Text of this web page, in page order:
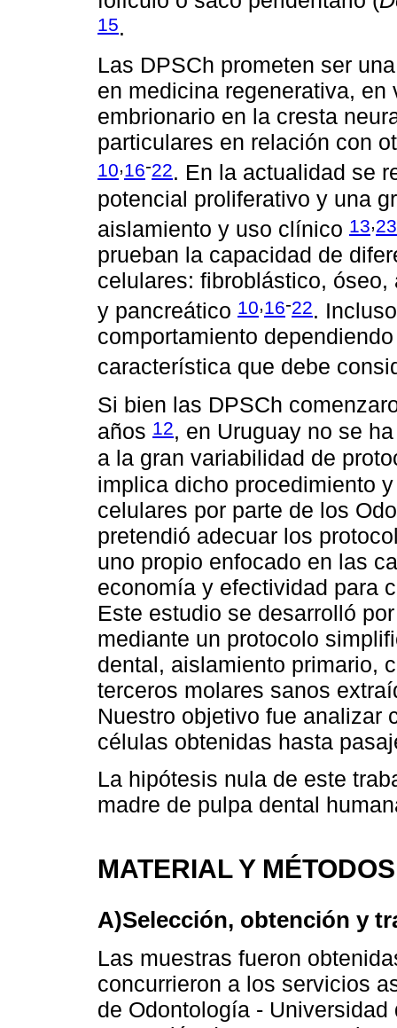
15.
Las DPSCh prometen ser
en medicina regenerativa,
embrionario en la cresta
particulares en relación con
10,16-22. En la actualidad se
potencial proliferativo y una
aislamiento y uso clínico 13 23
prueban la capacidad de
celulares: fibroblástico,
y pancreático 10,16-22.
comportamiento
característica que debe
Si bien las DPSCh
años 12, en Uruguay no se
a la gran variabilidad de
implica dicho procedimiento
celulares por parte de los
pretendió adecuar los
uno propio enfocado en las
economía y efectividad para
Este estudio se desarrolló
mediante un protocolo
dental, aislamiento primario,
terceros molares sanos
Nuestro objetivo fue analizar
células obtenidas hasta
La hipótesis nula de este
madre de pulpa dental
MATERIAL Y MÉTODOS
A)Selección, obtención y
Las muestras fueron
concurrieron a los servicios
de Odontología -